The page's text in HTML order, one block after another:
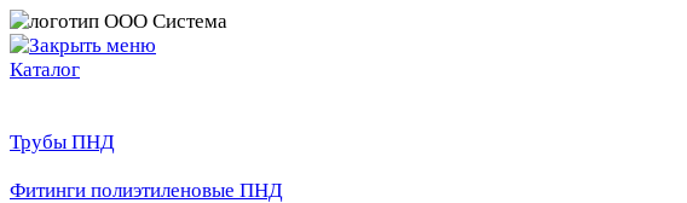
Каталог
Трубы ПНД
Фитинги полиэтиленовые ПНД